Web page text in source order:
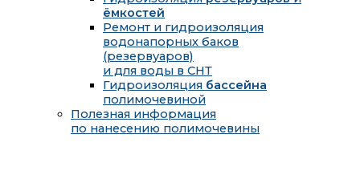
ёмкостей
Ремонт и гидроизоляция
водонапорных баков
(резервуаров)
и для воды в СНТ
Гидроизоляция бассейна
полимочевиной
Полезная информация
по нанесению полимочевины